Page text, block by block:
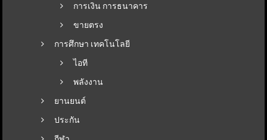
การเงิน การธนาคาร
ขายตรง
การศึกษา เทคโนโลยี
ไอที
พลังงาน
ยานยนต์
ประกัน